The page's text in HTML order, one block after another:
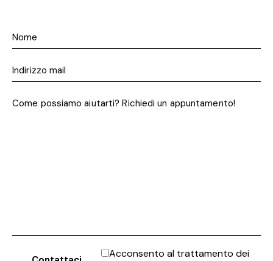
Acconsento al trattamento dei